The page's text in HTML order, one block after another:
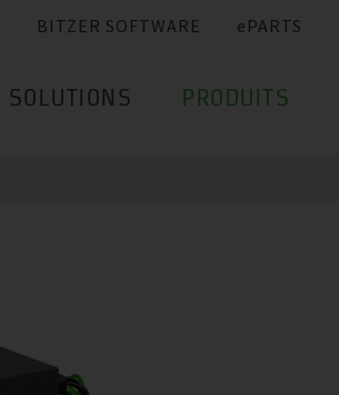
BITZER SOFTWARE ePARTS
SOLUTIONS PRODUITS